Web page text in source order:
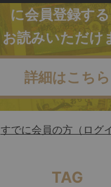
に会員登録する
お読みいただけ
詳細はこちら
すでに会員の方（ログイ
TAG